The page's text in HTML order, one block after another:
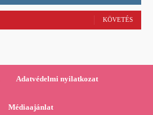
KÖVETÉS
Adatvédelmi nyilatkozat
Médiaajánlat